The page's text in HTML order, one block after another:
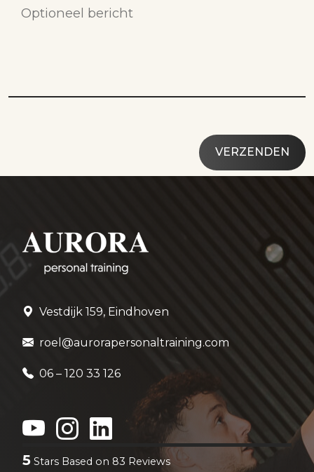
Vestdijk 159, Eindhoven
roel@aurorapersonaltraining.com
06 – 120 33 126
5 Stars Based on 83 Reviews